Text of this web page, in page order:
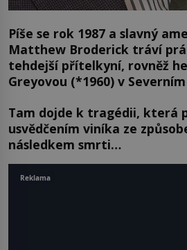
Píše se rok 1987 a slavný
Matthew Broderick tráví
tehdejší přítelkyní, rovněž
Greyovou (*1960) v
Tam dojde k tragédii, která
usvědčením viníka ze
následkem smrti…
Reklama